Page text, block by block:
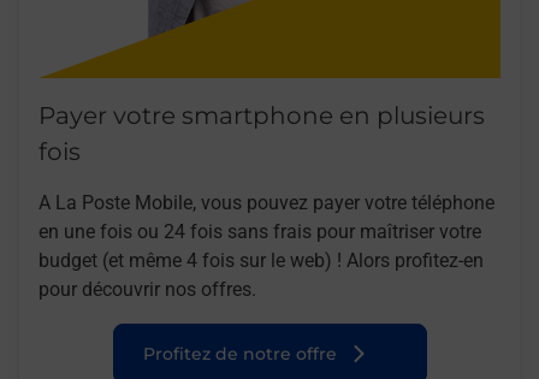
Payer votre smartphone en plusieurs
fois
A La Poste Mobile, vous pouvez payer votre téléphone
en une fois ou 24 fois sans frais pour maîtriser votre
budget (et même 4 fois sur le web) ! Alors profitez-en
pour découvrir nos offres.
Profitez de notre offre